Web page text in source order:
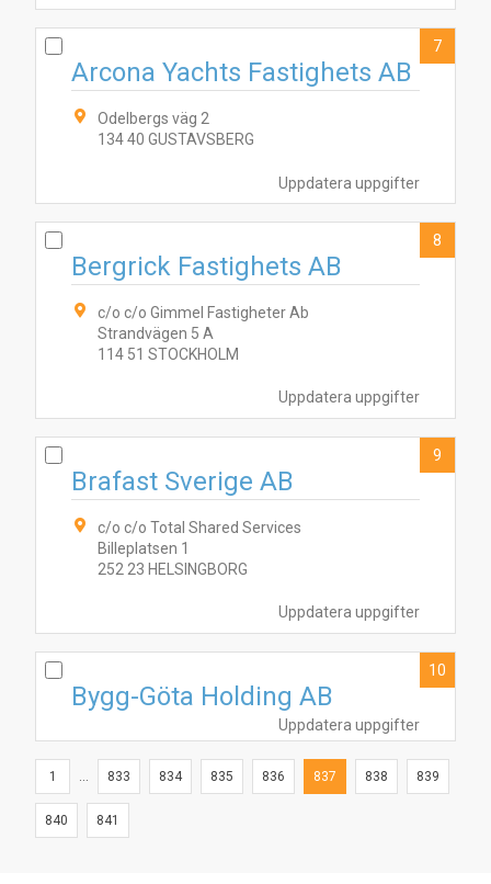
Uppdatera uppgifter
Arcona Yachts Fastighets AB
Odelbergs väg 2
134 40 GUSTAVSBERG
7
Uppdatera uppgifter
Bergrick Fastighets AB
c/o c/o Gimmel Fastigheter Ab
Strandvägen 5 A
114 51 STOCKHOLM
8
Uppdatera uppgifter
Brafast Sverige AB
c/o c/o Total Shared Services
Billeplatsen 1
252 23 HELSINGBORG
9
Uppdatera uppgifter
Bygg-Göta Holding AB
10
1 ... 833 834 835 836 837 838 839
840 841